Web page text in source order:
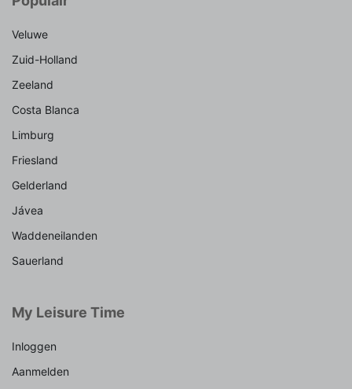
Veluwe
Zuid-Holland
Zeeland
Costa Blanca
Limburg
Friesland
Gelderland
Jávea
Waddeneilanden
Sauerland
My Leisure Time
Inloggen
Aanmelden